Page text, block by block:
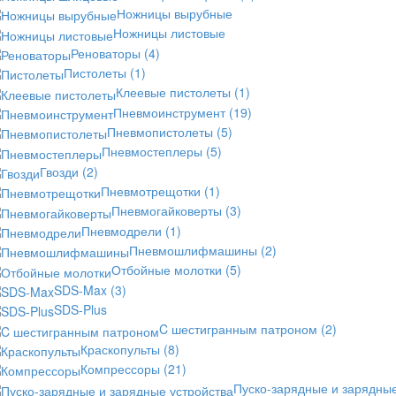
Ножницы вырубные
Ножницы листовые
Реноваторы (4)
Пистолеты (1)
Клеевые пистолеты (1)
Пневмоинструмент (19)
Пневмопистолеты (5)
Пневмостеплеры (5)
Гвозди (2)
Пневмотрещотки (1)
Пневмогайковерты (3)
Пневмодрели (1)
Пневмошлифмашины (2)
Отбойные молотки (5)
SDS-Max (3)
SDS-Plus
C шестигранным патроном (2)
Краскопульты (8)
Компрессоры (21)
Пуско-зарядные и